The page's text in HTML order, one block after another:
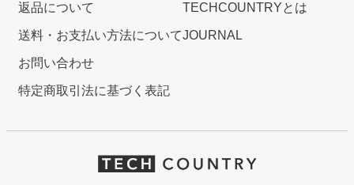
返品について
送料・お支払い方法について
お問い合わせ
特定商取引法に基づく表記
TECHCOUNTRYとは
JOURNAL